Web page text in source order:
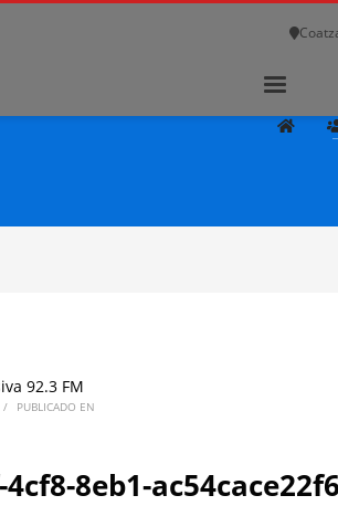
92.3 FM
/ PUBLICADO EN
8eb1-ac54cace22f6